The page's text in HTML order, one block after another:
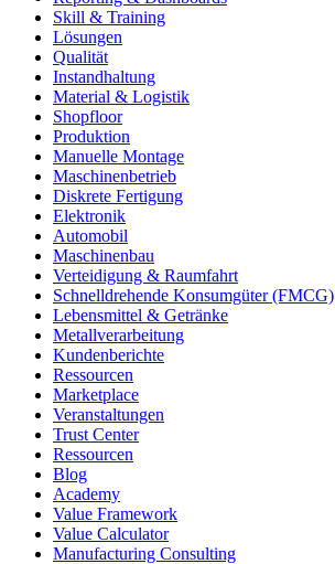
Skill & Training
Lösungen
Qualität
Instandhaltung
Material & Logistik
Shopfloor
Produktion
Manuelle Montage
Maschinenbetrieb
Diskrete Fertigung
Elektronik
Automobil
Maschinenbau
Verteidigung & Raumfahrt
Schnelldrehende Konsumgüter (FMCG)
Lebensmittel & Getränke
Metallverarbeitung
Kundenberichte
Ressourcen
Marketplace
Veranstaltungen
Trust Center
Ressourcen
Blog
Academy
Value Framework
Value Calculator
Manufacturing Consulting